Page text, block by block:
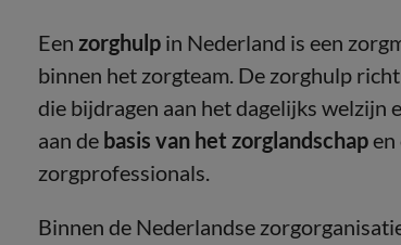
Eenzorghulp in Nederland is een
binnen het zorgteam. De zorghulp
die bijdragen aan het dagelijks welzijn
aan de basis van het zorglandschapen
zorgprofessionals.
Binnen de Nederlandse